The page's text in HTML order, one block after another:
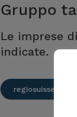
Gruppo
Le imprese
indicate.
regiosuisse.ch